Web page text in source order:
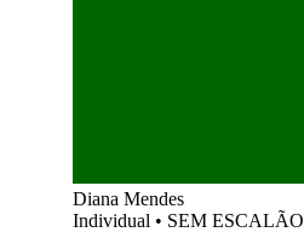
Diana Mendes
Individual • SEM ESCALÃO